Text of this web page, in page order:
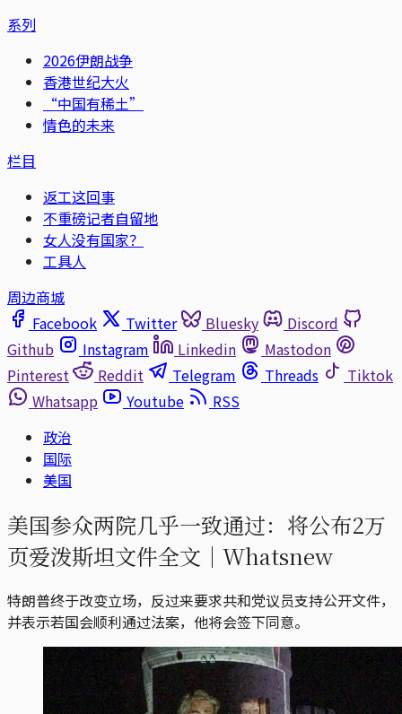
系列
2026伊朗战争
香港世纪大火
“中国有稀土”
情色的未来
栏目
返工这回事
不重磅记者自留地
女人没有国家？
工具人
周边商城
Facebook
Twitter Bluesky
Discord
Github
Instagram Linkedin
Mastodon
Pinterest
Reddit Telegram Threads
Tiktok
Whatsapp
Youtube
RSS
政治
国际
美国
美国参众两院几乎一致通过：将公布2万
页爱泼斯坦文件全文｜Whatsnew
特朗普终于改变立场，反过来要求共和党议员支持公开文件，
并表示若国会顺利通过法案，他将会签下同意。